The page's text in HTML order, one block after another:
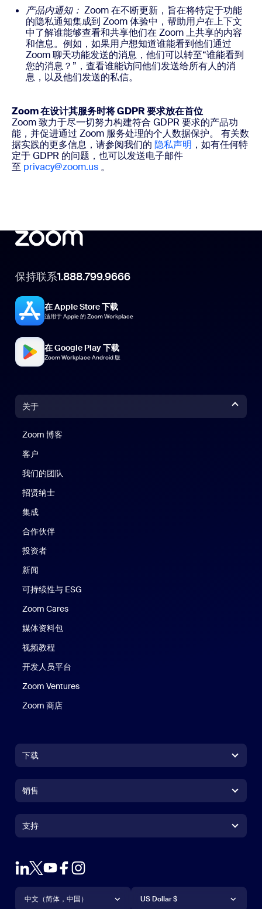
产品内通知： Zoom 在不断更新，旨在将特定于功能
的隐私通知集成到 Zoom 体验中，帮助用户在上下文
中了解谁能够查看和共享他们在 Zoom 上共享的内容
和信息。例如，如果用户想知道谁能看到他们通过
Zoom 聊天功能发送的消息，他们可以转至“谁能看到
您的消息？”，查看谁能访问他们发送给所有人的消
息，以及他们发送的私信。
Zoom 在设计其服务时将 GDPR 要求放在首位
Zoom 致力于尽一切努力构建符合 GDPR 要求的产品功
能，并促进通过 Zoom 服务处理的个人数据保护。 有关数
据实践的更多信息，请参阅我们的 隐私声明 ，如有任何特
定于 GDPR 的问题，也可以发送电子邮件
至 privacy@zoom.us 。
保持联系1.888.799.9666
在 Apple Store 下载
适用于 Apple 的 Zoom Workplace
在 Google Play 下载
Zoom Workplace Android 版
关于
Zoom 博客
客户
我们的团队
招贤纳士
集成
合作伙伴
投资者
新闻
可持续性与 ESG
Zoom Cares
媒体资料包
视频教程
开发人员平台
Zoom Ventures
Zoom 商店
下载
Zoom Rooms 应用Zoom Rooms 应用
Zoom Rooms Controller
Outlook 插件
Android 应用Android 应用
销售
联系销售人员
申请演示
网络研讨会和活动
支持
支持
账户
语言
中文（简体，中国）
货币
US Dollar $